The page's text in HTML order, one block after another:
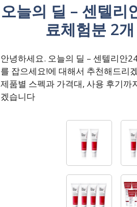
오늘의 딜 – 센텔리
료체험분 2
안녕하세요. 오늘의 딜 – 센텔리안
를 잡으세요!에 대해서 추천해드리
제품별 스펙과 가격대, 사용 후기까
겠습니다